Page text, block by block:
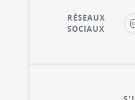
RÉSEAUX
SOCIAUX